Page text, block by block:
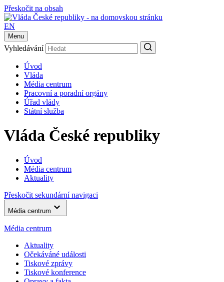
Přeskočit na obsah
EN
Menu
Vyhledávání
Úvod
Vláda
Média centrum
Pracovní a poradní orgány
Úřad vlády
Státní služba
Vláda České republiky
Úvod
Média centrum
Aktuality
Přeskočit sekundární navigaci
Média centrum
Média centrum
Aktuality
Očekáváné události
Tiskové zprávy
Tiskové konference